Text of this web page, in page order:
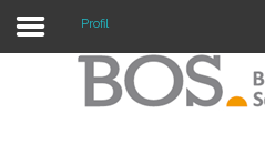
Warning: "continue" targeting
Profil